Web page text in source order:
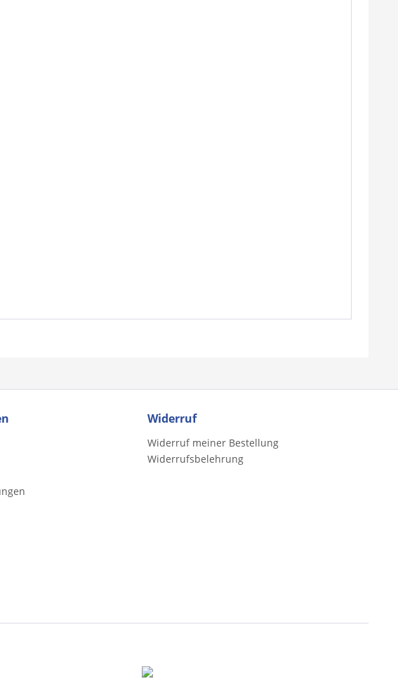
Widerruf
Widerruf meiner Bestellung
Widerrufsbelehrung